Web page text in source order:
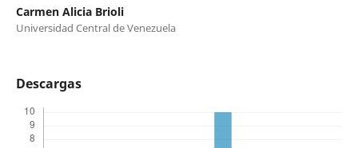
Carmen Alicia Brioli
Universidad Central de Venezuela
Descargas